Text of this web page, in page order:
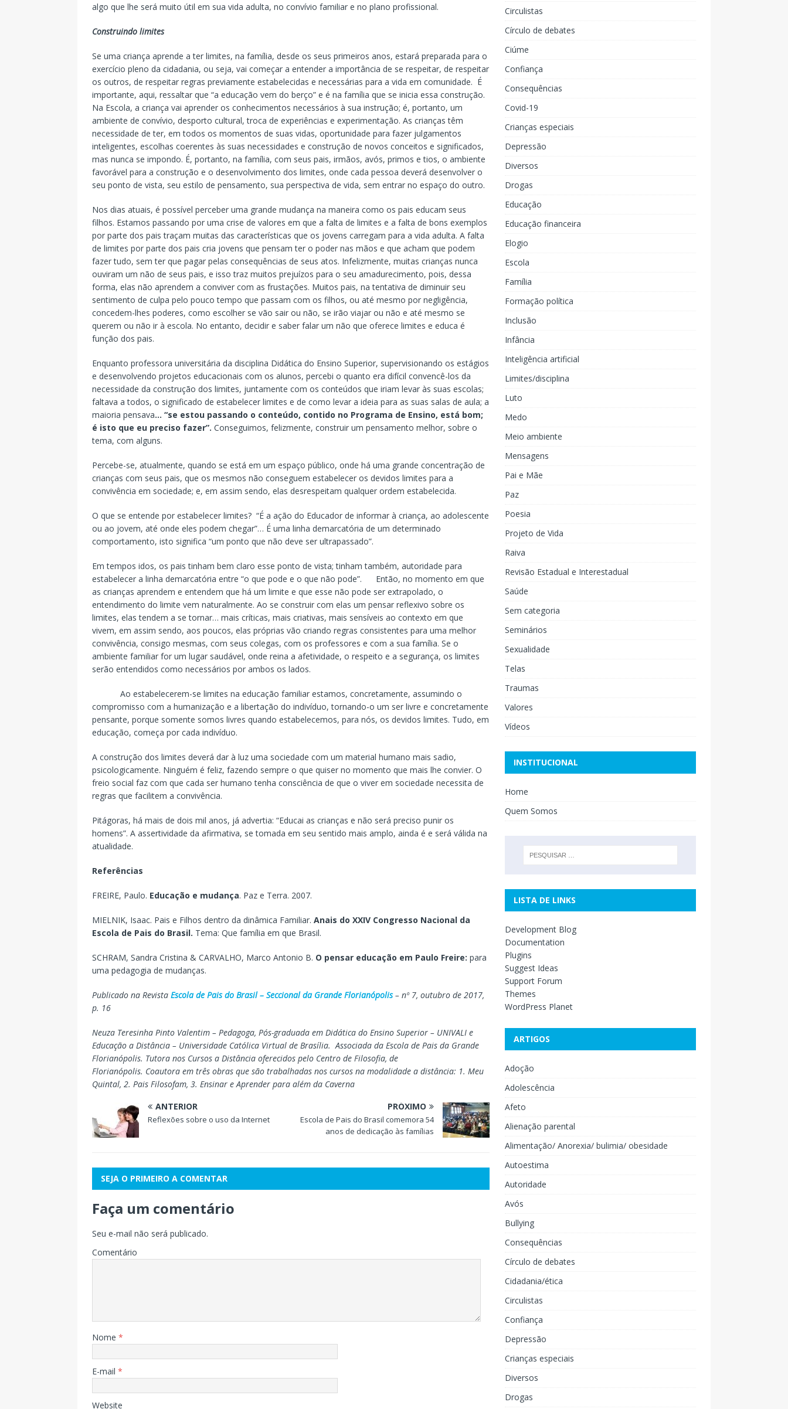
algo que lhe será muito útil em sua vida adulta, no convívio familiar e no plano profissional.
Construindo limites
Se uma criança aprende a ter limites, na família, desde os seus primeiros anos, estará preparada para o
exercício pleno da cidadania, ou seja, vai começar a entender a importância de se respeitar, de respeitar
os outros, de respeitar regras previamente estabelecidas e necessárias para a vida em comunidade. É
importante, aqui, ressaltar que “a educação vem do berço” e é na família que se inicia essa construção.
Na Escola, a criança vai aprender os conhecimentos necessários à sua instrução; é, portanto, um
ambiente de convívio, desporto cultural, troca de experiências e experimentação. As crianças têm
necessidade de ter, em todos os momentos de suas vidas, oportunidade para fazer julgamentos
inteligentes, escolhas coerentes às suas necessidades e construção de novos conceitos e significados,
mas nunca se impondo. É, portanto, na família, com seus pais, irmãos, avós, primos e tios, o ambiente
favorável para a construção e o desenvolvimento dos limites, onde cada pessoa deverá desenvolver o
seu ponto de vista, seu estilo de pensamento, sua perspectiva de vida, sem entrar no espaço do outro.
Nos dias atuais, é possível perceber uma grande mudança na maneira como os pais educam seus
filhos. Estamos passando por uma crise de valores em que a falta de limites e a falta de bons exemplos
por parte dos pais traçam muitas das características que os jovens carregam para a vida adulta. A falta
de limites por parte dos pais cria jovens que pensam ter o poder nas mãos e que acham que podem
fazer tudo, sem ter que pagar pelas consequências de seus atos. Infelizmente, muitas crianças nunca
ouviram um não de seus pais, e isso traz muitos prejuízos para o seu amadurecimento, pois, dessa
forma, elas não aprendem a conviver com as frustações. Muitos pais, na tentativa de diminuir seu
sentimento de culpa pelo pouco tempo que passam com os filhos, ou até mesmo por negligência,
concedem-lhes poderes, como escolher se vão sair ou não, se irão viajar ou não e até mesmo se
querem ou não ir à escola. No entanto, decidir e saber falar um não que oferece limites e educa é
função dos pais.
Enquanto professora universitária da disciplina Didática do Ensino Superior, supervisionando os estágios
e desenvolvendo projetos educacionais com os alunos, percebi o quanto era difícil convencê-los da
necessidade da construção dos limites, juntamente com os conteúdos que iriam levar às suas escolas;
faltava a todos, o significado de estabelecer limites e de como levar a ideia para as suas salas de aula; a
maioria pensava… “se estou passando o conteúdo, contido no Programa de Ensino, está bom;
é isto que eu preciso fazer”. Conseguimos, felizmente, construir um pensamento melhor, sobre o
tema, com alguns.
Percebe-se, atualmente, quando se está em um espaço público, onde há uma grande concentração de
crianças com seus pais, que os mesmos não conseguem estabelecer os devidos limites para a
convivência em sociedade; e, em assim sendo, elas desrespeitam qualquer ordem estabelecida.
O que se entende por estabelecer limites? “É a ação do Educador de informar à criança, ao adolescente
ou ao jovem, até onde eles podem chegar”… É uma linha demarcatória de um determinado
comportamento, isto significa “um ponto que não deve ser ultrapassado”.
Em tempos idos, os pais tinham bem claro esse ponto de vista; tinham também, autoridade para
estabelecer a linha demarcatória entre “o que pode e o que não pode”. Então, no momento em que
as crianças aprendem e entendem que há um limite e que esse não pode ser extrapolado, o
entendimento do limite vem naturalmente. Ao se construir com elas um pensar reflexivo sobre os
limites, elas tendem a se tornar… mais críticas, mais criativas, mais sensíveis ao contexto em que
vivem, em assim sendo, aos poucos, elas próprias vão criando regras consistentes para uma melhor
convivência, consigo mesmas, com seus colegas, com os professores e com a sua família. Se o
ambiente familiar for um lugar saudável, onde reina a afetividade, o respeito e a segurança, os limites
serão entendidos como necessários por ambos os lados.
Ao estabelecerem-se limites na educação familiar estamos, concretamente, assumindo o
compromisso com a humanização e a libertação do indivíduo, tornando-o um ser livre e concretamente
pensante, porque somente somos livres quando estabelecemos, para nós, os devidos limites. Tudo, em
educação, começa por cada indivíduo.
A construção dos limites deverá dar à luz uma sociedade com um material humano mais sadio,
psicologicamente. Ninguém é feliz, fazendo sempre o que quiser no momento que mais lhe convier. O
freio social faz com que cada ser humano tenha consciência de que o viver em sociedade necessita de
regras que facilitem a convivência.
Pitágoras, há mais de dois mil anos, já advertia: “Educai as crianças e não será preciso punir os
homens”. A assertividade da afirmativa, se tomada em seu sentido mais amplo, ainda é e será válida na
atualidade.
Referências
FREIRE, Paulo. Educação e mudança. Paz e Terra. 2007.
MIELNIK, Isaac. Pais e Filhos dentro da dinâmica Familiar. Anais do XXIV Congresso Nacional da
Escola de Pais do Brasil. Tema: Que família em que Brasil.
SCHRAM, Sandra Cristina & CARVALHO, Marco Antonio B. O pensar educação em Paulo Freire: para
uma pedagogia de mudanças.
Publicado na Revista Escola de Pais do Brasil – Seccional da Grande Florianópolis– nº 7, outubro de 2017,
p. 16
Neuza Teresinha Pinto Valentim – Pedagoga, Pós-graduada em Didática do Ensino Superior – UNIVALI e
Educação a Distância – Universidade Católica Virtual de Brasília. Associada da Escola de Pais da Grande
Florianópolis. Tutora nos Cursos a Distância oferecidos pelo Centro de Filosofia, de
Florianópolis. Coautora em três obras que são trabalhadas nos cursos na modalidade a distância: 1. Meu
Quintal, 2. Pais Filosofam, 3. Ensinar e Aprender para além da Caverna
ANTERIOR
Reflexões sobre o uso da Internet
PRÓXIMO
Escola de Pais do Brasil comemora 54
anos de dedicação às famílias
SEJA O PRIMEIRO A COMENTAR
Faça um comentário
Seu e-mail não será publicado.
Comentário
Nome *
E-mail *
Website
Circulistas
Círculo de debates
Ciúme
Confiança
Consequências
Covid-19
Crianças especiais
Depressão
Diversos
Drogas
Educação
Educação financeira
Elogio
Escola
Família
Formação política
Inclusão
Infância
Inteligência artificial
Limites/disciplina
Luto
Medo
Meio ambiente
Mensagens
Pai e Mãe
Paz
Poesia
Projeto de Vida
Raiva
Revisão Estadual e Interestadual
Saúde
Sem categoria
Seminários
Sexualidade
Telas
Traumas
Valores
Vídeos
INSTITUCIONAL
Home
Quem Somos
LISTA DE LINKS
Development Blog
Documentation
Plugins
Suggest Ideas
Support Forum
Themes
WordPress Planet
ARTIGOS
Adoção
Adolescência
Afeto
Alienação parental
Alimentação/ Anorexia/ bulimia/ obesidade
Autoestima
Autoridade
Avós
Bullying
Consequências
Círculo de debates
Cidadania/ética
Circulistas
Confiança
Depressão
Crianças especiais
Diversos
Drogas